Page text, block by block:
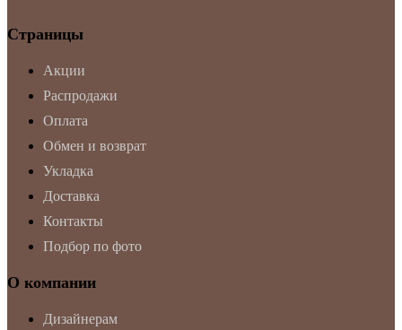
Страницы
Акции
Распродажи
Оплата
Обмен и возврат
Укладка
Доставка
Контакты
Подбор по фото
О компании
Дизайнерам